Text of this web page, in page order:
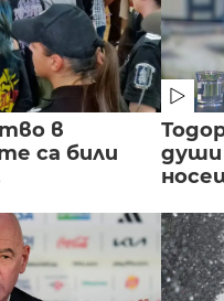
в
са били
души